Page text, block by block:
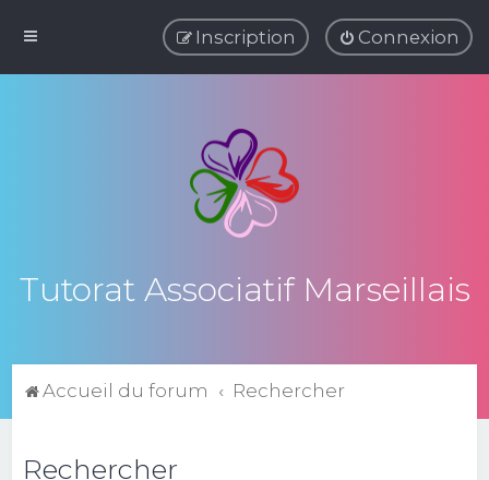
Connexion
Inscription
Tutorat Associatif Marseillais
Accueil du forum Rechercher
Rechercher